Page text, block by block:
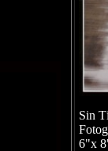
Sin
6"x